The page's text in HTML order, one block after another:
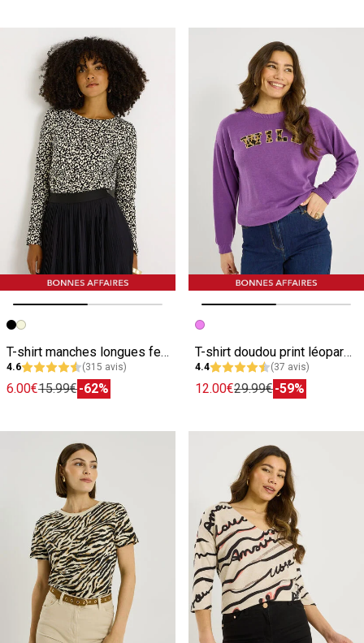
Image précédente
Image suivante
T-shirt manches longues femme
4.6 (315 avis)
6.00€15.99€-62%
Image précédente
Image suivante
T-shirt doudou print léopard femme
4.4 (37 avis)
12.00€29.99€-59%